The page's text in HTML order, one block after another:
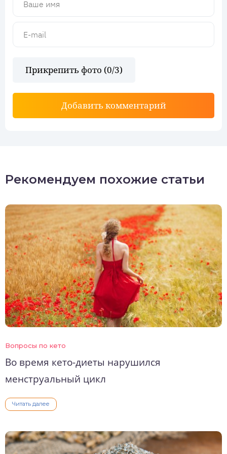
Прикрепить фото (0/3)
Добавить комментарий
Рекомендуем похожие статьи
Вопросы по кето
Во время кето-диеты нарушился
менструальный цикл
Читать далее